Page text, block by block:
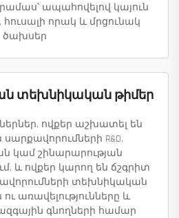
ապահովելով կայուն
որակ և մրցունակ
ծախսեր
տեխնիկական թիմեր
ովքեր աշխատել են
R&D,
կամ շինարարության
և ովքեր կարող են ճշգրիտ
տեխնիկական
առավելությունները և
գնողների համար